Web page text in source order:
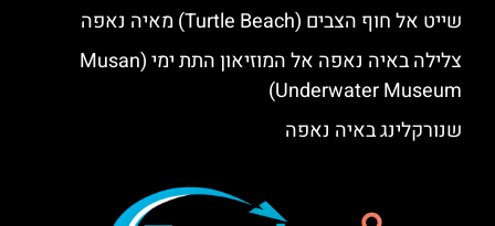
שייט אל חוף הצבים (Turtle Beach) מאיה נאפה
צלילה באיה נאפה אל המוזיאון התת ימי (Musan
Underwater Museum)
שנורקלינג באיה נאפה